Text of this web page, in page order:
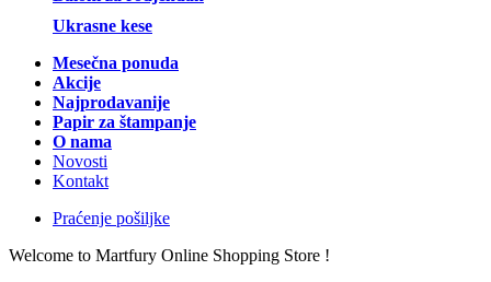
Ukrasne kese
Mesečna ponuda
Akcije
Najprodavanije
Papir za štampanje
O nama
Novosti
Kontakt
Praćenje pošiljke
Welcome to Martfury Online Shopping Store !